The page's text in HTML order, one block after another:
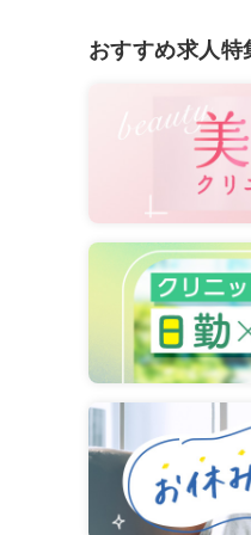
おすすめ求人特